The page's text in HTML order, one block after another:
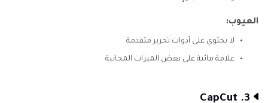
العيوب:
لا يحتوي على أدوات تحرير متقدمة
علامة مائية على بعض الميزات المجانية
3. CapCut